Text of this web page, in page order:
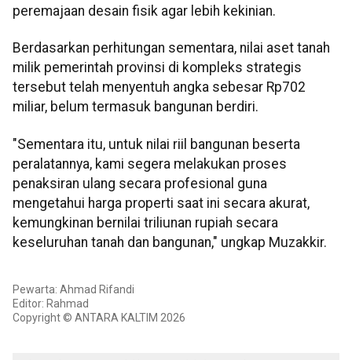
peremajaan desain fisik agar lebih kekinian.
Berdasarkan perhitungan sementara, nilai aset tanah
milik pemerintah provinsi di kompleks strategis
tersebut telah menyentuh angka sebesar Rp702
miliar, belum termasuk bangunan berdiri.
"Sementara itu, untuk nilai riil bangunan beserta
peralatannya, kami segera melakukan proses
penaksiran ulang secara profesional guna
mengetahui harga properti saat ini secara akurat,
kemungkinan bernilai triliunan rupiah secara
keseluruhan tanah dan bangunan," ungkap Muzakkir.
Pewarta: Ahmad Rifandi
Editor: Rahmad
Copyright © ANTARA KALTIM 2026